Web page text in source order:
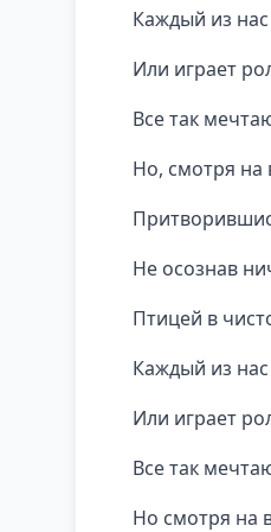
Каждый из
Или играет
Все так
Но, смотря на
Не осознав
Птицей в
Каждый из
Или играет
Все так
Но смотря на